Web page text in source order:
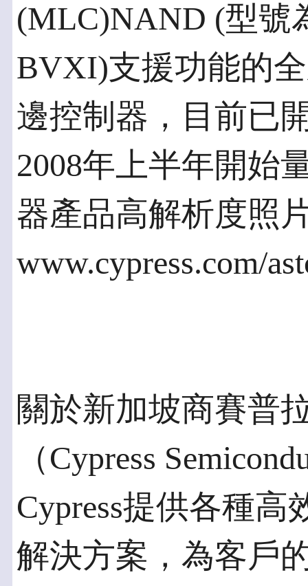
(MLC)NAND (型號
BVXI)支援功能的全
邊控制器，目前已
2008年上半年開始
器產品高解析度照
www.cypress.com/
關於新加坡商賽普
（Cypress
Cypress提供各種
解決方案，為客戶